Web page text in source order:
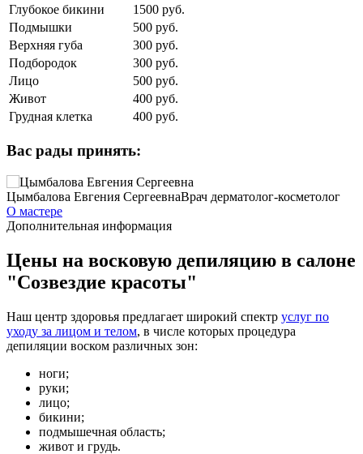
Глубокое бикини
1500 руб.
Подмышки
500 руб.
Верхняя губа
300 руб.
Подбородок
300 руб.
Лицо
500 руб.
Живот
400 руб.
Грудная клетка
400 руб.
Вас рады принять:
Цымбалова Евгения СергеевнаВрач дерматолог-косметолог
О мастере
Дополнительная информация
Цены на восковую депиляцию в салоне
"Созвездие красоты"
Наш центр здоровья предлагает широкий спектр услуг по
уходу за лицом и телом, в числе которых процедура
депиляции воском различных зон:
ноги;
руки;
лицо;
бикини;
подмышечная область;
живот и грудь.